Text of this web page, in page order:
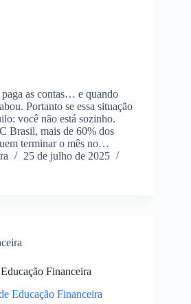
as contas… e quando
Portanto se essa situação
você não está sozinho.
Brasil, mais de 60% dos
terminar o mês no…
25 de julho de 2025
Financeira